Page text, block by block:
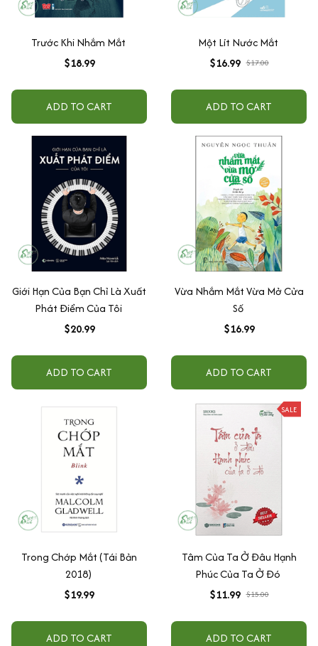
Trước Khi Nhắm Mắt
$18.99
ADD TO CART
Một Lít Nước Mắt
$16.99 $17.00
ADD TO CART
Giới Hạn Của Bạn Chỉ Là Xuất
Phát Điểm Của Tôi
$20.99
ADD TO CART
Vừa Nhắm Mắt Vừa Mở Cửa
Số
$16.99
ADD TO CART
Trong Chớp Mắt (Tái Bản
2018)
$19.99
ADD TO CART
SALE
Tâm Của Ta Ở Đâu Hạnh
Phúc Của Ta Ở Đó
$11.99 $15.00
ADD TO CART